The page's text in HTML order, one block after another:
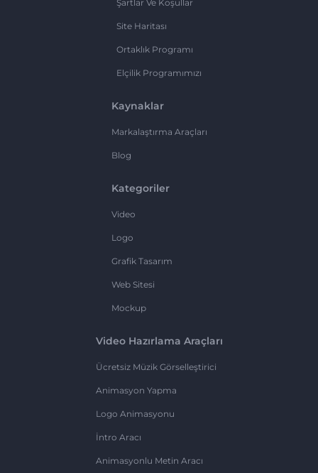
Şartlar Ve Koşullar
Site Haritası
Ortaklık Programı
Elçilik Programımızı
Kaynaklar
Markalaştırma Araçları
Blog
Kategoriler
Video
Logo
Grafik Tasarım
Web Sitesi
Mockup
Video Hazırlama Araçları
Ücretsiz Müzik Görselleştirici
Animasyon Yapma
Logo Animasyonu
İntro Aracı
Animasyonlu Metin Aracı